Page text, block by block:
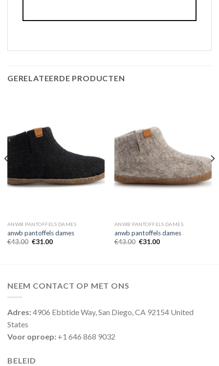
GERELATEERDE PRODUCTEN
ANWB PANTOFFELS DAMES
anwb pantoffels dames
€43.00 €31.00
ANWB PANTOFFELS DAMES
anwb pantoffels dames
€43.00 €31.00
NEEM CONTACT OP MET ONS
Adres:4906 Ebbtide Way, San Diego, CA 92154 United
States
Voor oproep: +1 646 868 9032
BELEID